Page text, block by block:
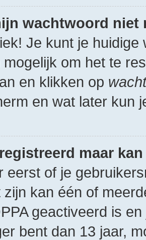
wachtwoord niet
Je kunt je
mogelijk om het te
en klikken op
en wat later kun
maar
eerst of je
kan één of
geactiveerd is
bent dan 13 jaar,